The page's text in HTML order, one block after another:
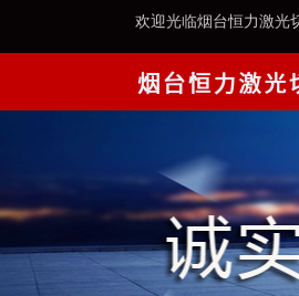
欢迎光临烟台恒力激光